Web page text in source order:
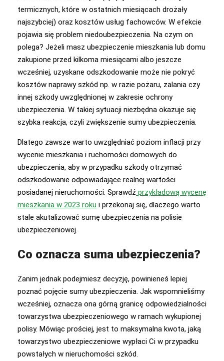
termicznych, które w ostatnich miesiącach drożały
najszybciej) oraz kosztów usług fachowców. W efekcie
pojawia się problem niedoubezpieczenia. Na czym on
polega? Jeżeli masz ubezpieczenie mieszkania lub domu
zakupione przed kilkoma miesiącami albo jeszcze
wcześniej, uzyskane odszkodowanie może nie pokryć
kosztów naprawy szkód np. w razie pożaru, zalania czy
innej szkody uwzględnionej w zakresie ochrony
ubezpieczenia. W takiej sytuacji niezbędna okazuje się
szybka reakcja, czyli zwiększenie sumy ubezpieczenia.
Dlatego zawsze warto uwzględniać poziom inflacji przy
wycenie mieszkania i ruchomości domowych do
ubezpieczenia, aby w przypadku szkody otrzymać
odszkodowanie odpowiadające realnej wartości
posiadanej nieruchomości. Sprawdź przykładową wycenę
mieszkania w 2023 roku i przekonaj się, dlaczego warto
stale akutalizować sumę ubezpieczenia na polisie
ubezpieczeniowej.
Co oznacza suma ubezpieczenia?
Zanim jednak podejmiesz decyzję, powinieneś lepiej
poznać pojęcie sumy ubezpieczenia. Jak wspomnieliśmy
wcześniej, oznacza ona górną granicę odpowiedzialności
towarzystwa ubezpieczeniowego w ramach wykupionej
polisy. Mówiąc prościej, jest to maksymalna kwota, jaką
towarzystwo ubezpieczeniowe wypłaci Ci w przypadku
powstałych w nieruchomości szkód.